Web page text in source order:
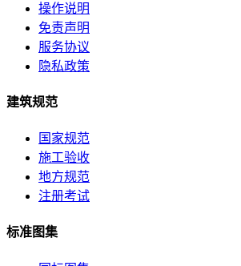
操作说明
免责声明
服务协议
隐私政策
建筑规范
国家规范
施工验收
地方规范
注册考试
标准图集